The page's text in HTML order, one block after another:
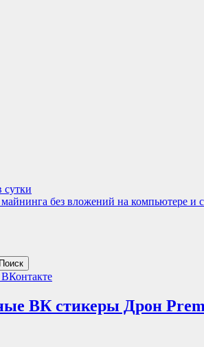
сутки
без вложений на компьютере и
ВК стикеры Дрон